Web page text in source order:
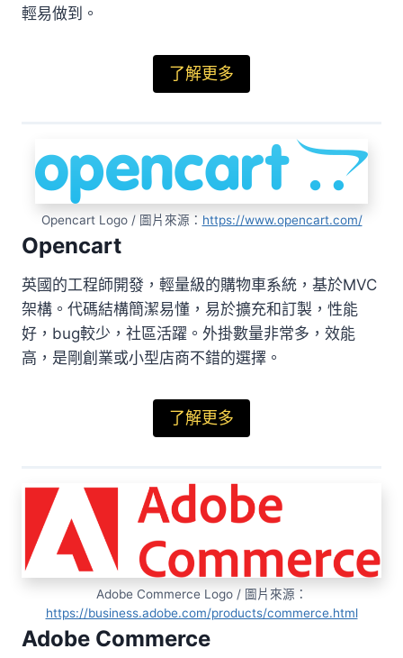
輕易做到。
了解更多
Opencart Logo / 圖片來源： https://www.opencart.com/
Opencart
英國的工程師開發，輕量級的購物車系統，基於MVC
架構。代碼結構簡潔易懂，易於擴充和訂製，性能
好，bug較少，社區活躍。外掛數量非常多，效能
高，是剛創業或小型店商不錯的選擇。
了解更多
Adobe Commerce Logo / 圖片來源：
https://business.adobe.com/products/commerce.html
Adobe Commerce